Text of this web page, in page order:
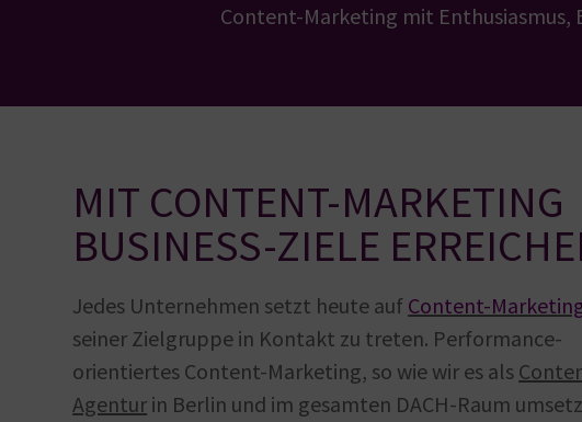
Content-Marketing mit Enthusiasmus,
MIT CONTENT-MARKETING
BUSINESS-ZIELE
Jedes Unternehmen setzt heute auf Content-
seiner Zielgruppe in Kontakt zu treten. Performance-
orientiertes Content-Marketing, so wie wir es als
Agentur in Berlin und im gesamten DACH-Raum